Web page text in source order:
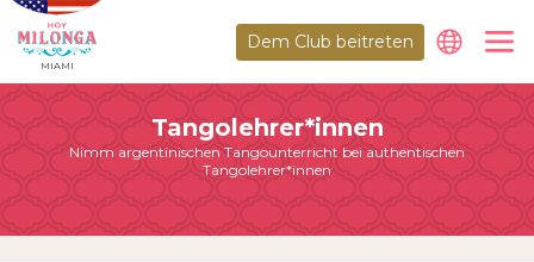
MIAMI
Dem Club beitreten
Tangolehrer*innen
Nimm argentinischen Tangounterricht bei authentischen
Tangolehrer*innen